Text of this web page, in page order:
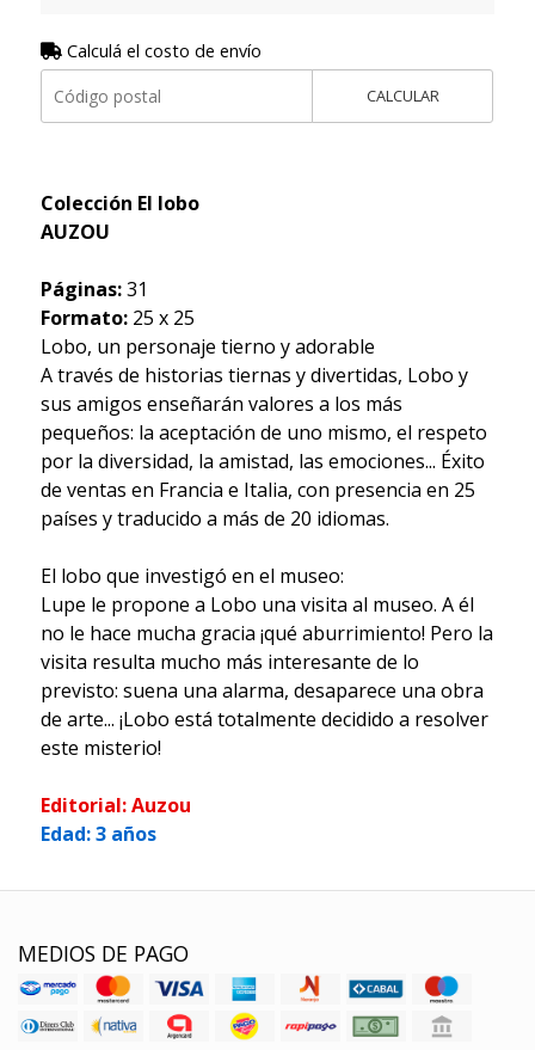
Calculá el costo de envío
CALCULAR
Colección El lobo
AUZOU
Páginas:31
Formato:25 x 25
Lobo, un personaje tierno y adorable
A través de historias tiernas y divertidas, Lobo y
sus amigos enseñarán valores a los más
pequeños: la aceptación de uno mismo, el respeto
por la diversidad, la amistad, las emociones... Éxito
de ventas en Francia e Italia, con presencia en 25
países y traducido a más de 20 idiomas.
El lobo que investigó en el museo:
Lupe le propone a Lobo una visita al museo. A él
no le hace mucha gracia ¡qué aburrimiento! Pero la
visita resulta mucho más interesante de lo
previsto: suena una alarma, desaparece una obra
de arte... ¡Lobo está totalmente decidido a resolver
este misterio!
Editorial: Auzou
Edad: 3 años
MEDIOS DE PAGO